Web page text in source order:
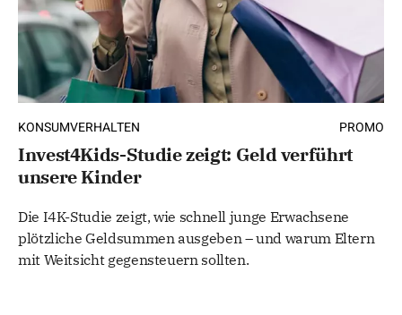
PROMO
KONSUMVERHALTEN
Invest4Kids-Studie zeigt: Geld verführt
unsere Kinder
Die I4K-Studie zeigt, wie schnell junge Erwachsene
plötzliche Geldsummen ausgeben – und warum Eltern
mit Weitsicht gegensteuern sollten.